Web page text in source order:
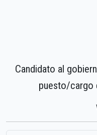
Candidato al
puesto/cargo